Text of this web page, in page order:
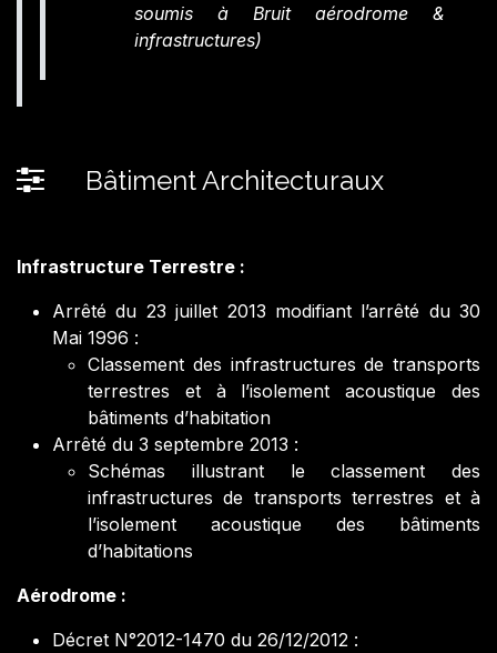
soumis à Bruit aérodrome &
infrastructures)
Bâtiment Architecturaux
Infrastructure Terrestre :
Arrêté du 23 juillet 2013 modifiant l’arrêté du 30
Mai 1996 :
Classement des infrastructures de transports
terrestres et à l’isolement acoustique des
bâtiments d’habitation
Arrêté du 3 septembre 2013 :
Schémas illustrant le classement des
infrastructures de transports terrestres et à
l’isolement acoustique des bâtiments
d’habitations
Aérodrome :
Décret N°2012-1470 du 26/12/2012 :